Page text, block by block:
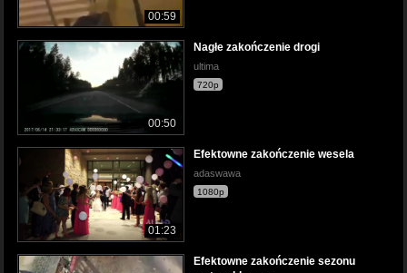
00:59
00:50
Nagłe zakończenie drogi
ultima
720p
01:23
Efektowne zakończenie wesela
adaswawa
1080p
Efektowne zakończenie sezonu